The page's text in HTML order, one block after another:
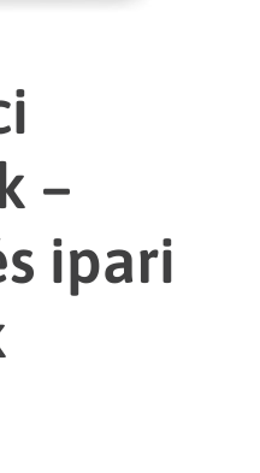
–
ipari